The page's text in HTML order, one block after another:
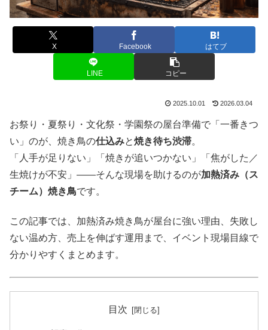
X Facebook はてブ
LINE コピー
2025.10.01 2026.03.04
お祭り・夏祭り・文化祭・学園祭の屋台準備で「一番きつ
い」のが、焼き鳥の仕込みと焼き待ち渋滞。
「人手が足りない」「焼きが追いつかない」「焦がした／
生焼けが不安」——そんな現場を助けるのが加熱済み（ス
チーム）焼き鳥です。
この記事では、加熱済み焼き鳥が屋台に強い理由、失敗し
ない温め方、売上を伸ばす運用まで、イベント現場目線で
分かりやすくまとめます。
目次